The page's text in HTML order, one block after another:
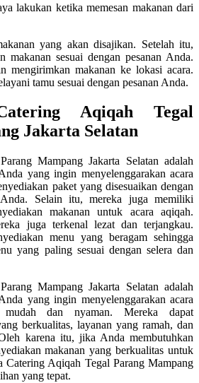
lakukan ketika memesan makanan dari
yang akan disajikan. Setelah itu,
makanan sesuai dengan pesanan Anda.
mengirimkan makanan ke lokasi acara.
tamu sesuai dengan pesanan Anda.
Aqiqah Tegal
Jakarta Selatan
Mampang Jakarta Selatan adalah
yang ingin menyelenggarakan acara
paket yang disesuaikan dengan
Selain itu, mereka juga memiliki
makanan untuk acara aqiqah.
juga terkenal lezat dan terjangkau.
menu yang beragam sehingga
yang paling sesuai dengan selera dan
Mampang Jakarta Selatan adalah
yang ingin menyelenggarakan acara
dan nyaman. Mereka dapat
berkualitas, layanan yang ramah, dan
karena itu, jika Anda membutuhkan
makanan yang berkualitas untuk
Catering Aqiqah Tegal Parang Mampang
yang tepat.